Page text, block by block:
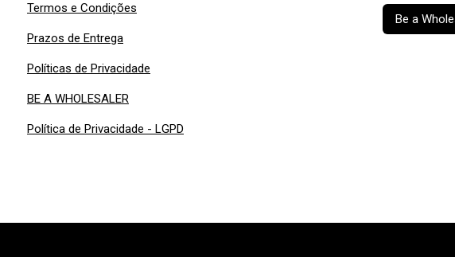
Termos e Condições
Prazos de Entrega
Políticas de Privacidade
BE A WHOLESALER
Política de Privacidade - LGPD
Be a